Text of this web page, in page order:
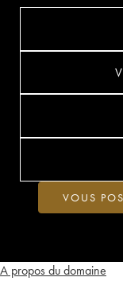
A propos du domaine
VOUS